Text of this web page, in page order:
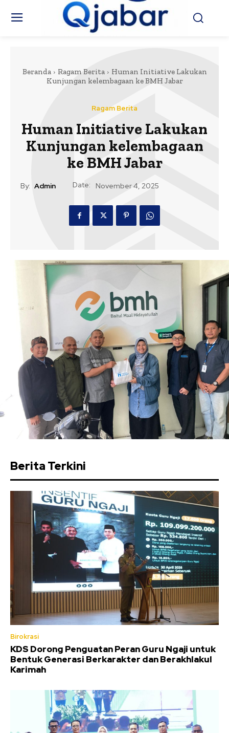
Beranda Ragam Berita
Human Initiative Lakukan
Kunjungan kelembagaan ke BMH Jabar
Ragam Berita
Human Initiative Lakukan
Kunjungan kelembagaan
ke BMH Jabar
By: Admin Date: November 4, 2025
Berita Terkini
Birokrasi
KDS Dorong Penguatan Peran Guru Ngaji untuk
Bentuk Generasi Berkarakter dan Berakhlakul
Karimah